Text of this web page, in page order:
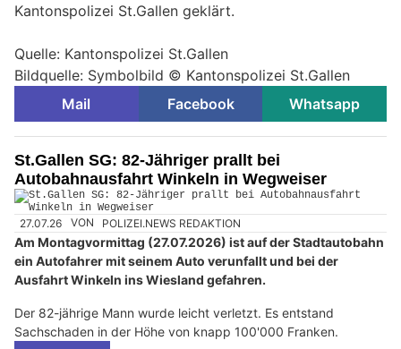
Kantonspolizei St.Gallen geklärt.
Quelle: Kantonspolizei St.Gallen
Bildquelle: Symbolbild © Kantonspolizei St.Gallen
Mail
Facebook Whatsapp
St.Gallen SG: 82-Jähriger prallt bei
Autobahnausfahrt Winkeln in Wegweiser
27.07.26 VON POLIZEI.NEWS REDAKTION
Am Montagvormittag (27.07.2026) ist auf der Stadtautobahn
ein Autofahrer mit seinem Auto verunfallt und bei der
Ausfahrt Winkeln ins Wiesland gefahren.
Der 82-jährige Mann wurde leicht verletzt. Es entstand
Sachschaden in der Höhe von knapp 100'000 Franken.